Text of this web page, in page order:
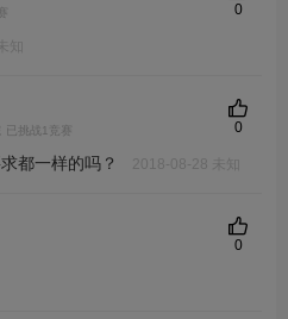
0
已挑战1竞赛
2018-08-28 未知
0
0